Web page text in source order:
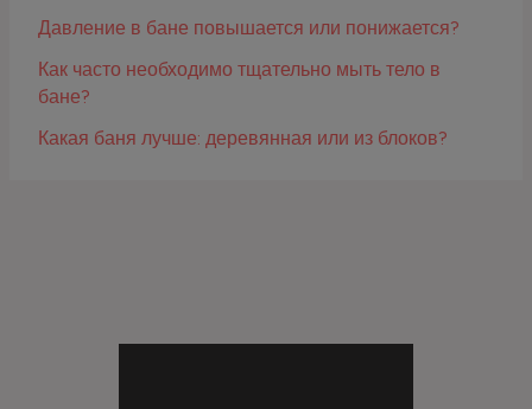
Давление в бане повышается или понижается?
Как часто необходимо тщательно мыть тело в
бане?
Какая баня лучше: деревянная или из блоков?